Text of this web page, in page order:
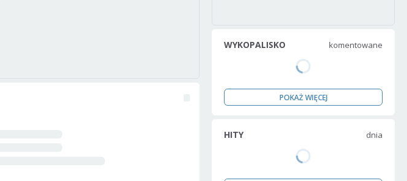
WYKOPALISKO komentowane
POKAŻ WIĘCEJ
HITY dnia